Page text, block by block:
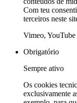
Com teu
terceiros neste
Vimeo, YouTube
Obrigatório
Sempre ativo
Os cookies
exclusivamente